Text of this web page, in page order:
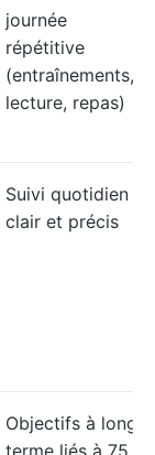
journée
répétitive
(entraînements,
lecture, repas)
Suivi quotidien
clair et précis
Objectifs à long
terme liés à 75